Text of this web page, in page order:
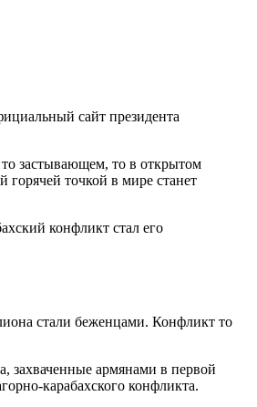
сайт президента
застывающем, то в открытом
горячей точкой в мире станет
конфликт стал его
стали беженцами. Конфликт то
захваченные армянами в первой
карабахского конфликта.